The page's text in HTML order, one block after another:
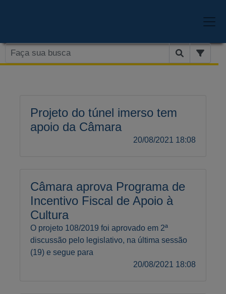
Projeto do túnel imerso tem
apoio da Câmara
20/08/2021 18:08
Câmara aprova Programa de
Incentivo Fiscal de Apoio à
Cultura
O projeto 108/2019 foi aprovado em 2ª
discussão pelo legislativo, na última sessão
(19) e segue para
20/08/2021 18:08